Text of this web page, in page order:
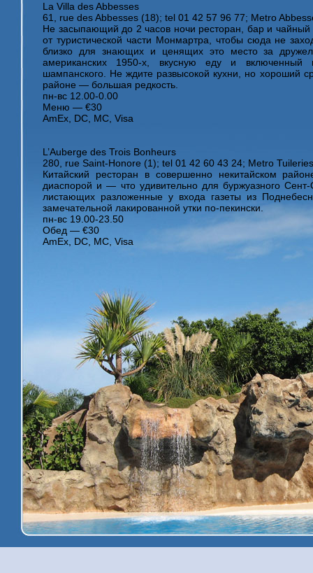
La Villa des Abbesses
61, rue des Abbesses (18); tel 01 42 57 96 77; Metro
Не засыпающий до 2 часов ночи ресторан, бар и чайный
от туристической части Монмартра, чтобы сюда не
близко для знающих и ценящих это место за
американских 1950-х, вкусную еду и
шампанского. Не ждите развысокой кухни, но хороший
районе — большая редкость.
пн-вс 12.00-0.00
Меню — €30
AmEx, DC, MC, Visa
L’Auberge des Trois Bonheurs
280, rue Saint-Honore (1); tel 01 42 60 43 24; Metro
Китайский ресторан в совершенно некитайском
диаспорой и — что удивительно для буржуазного
листающих разложенные у входа газеты из
замечательной лакированной утки по-пекински.
пн-вс 19.00-23.50
Обед — €30
AmEx, DC, MC, Visa